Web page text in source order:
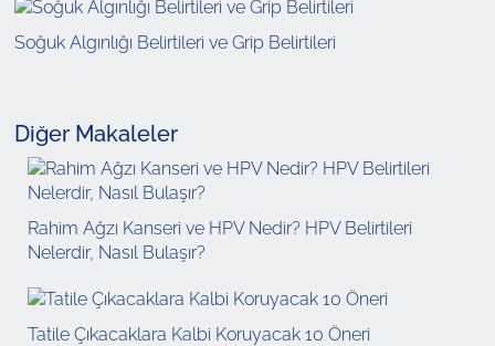
Soğuk Algınlığı Belirtileri ve Grip Belirtileri
Diğer Makaleler
Rahim Ağzı Kanseri ve HPV Nedir? HPV Belirtileri
Nelerdir, Nasıl Bulaşır?
Tatile Çıkacaklara Kalbi Koruyacak 10 Öneri